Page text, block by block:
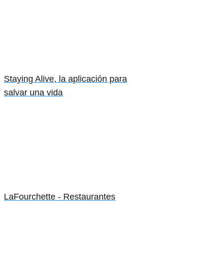
Staying Alive, la aplicación para
salvar una vida
LaFourchette - Restaurantes